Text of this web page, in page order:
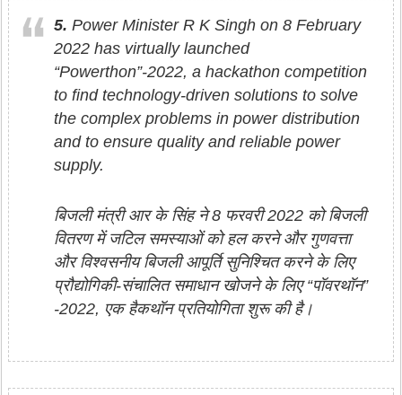
5. Power Minister R K Singh on 8 February
2022 has virtually launched
“Powerthon”-2022, a hackathon competition
to find technology-driven solutions to solve
the complex problems in power distribution
and to ensure quality and reliable power
supply.
बिजली मंत्री आर के सिंह ने 8 फरवरी 2022 को बिजली
वितरण में जटिल समस्याओं को हल करने और गुणवत्ता
और विश्वसनीय बिजली आपूर्ति सुनिश्चित करने के लिए
प्रौद्योगिकी-संचालित समाधान खोजने के लिए “पॉवरथॉन”
-2022, एक हैकथॉन प्रतियोगिता शुरू की है।